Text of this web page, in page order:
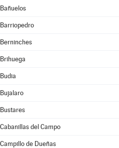
Bañuelos
Barriopedro
Berninches
Brihuega
Budia
Bujalaro
Bustares
Cabanillas del Campo
Campillo de Dueñas